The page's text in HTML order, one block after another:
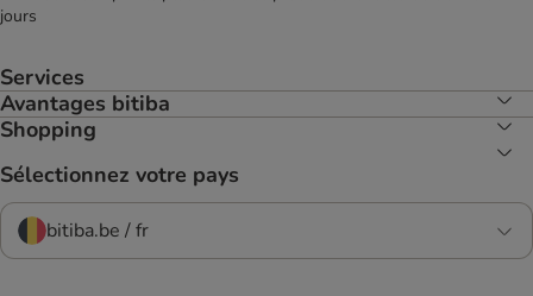
jours
Services
Avantages bitiba
Shopping
Sélectionnez votre pays
bitiba.be / fr